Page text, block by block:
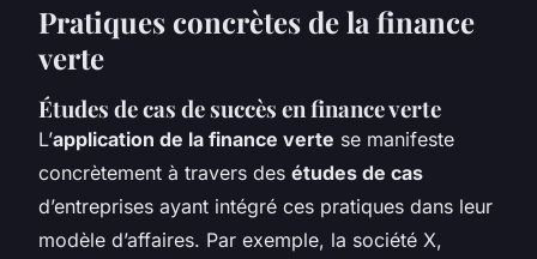
Pratiques concrètes de la finance
verte
Études de cas de succès en finance verte
L’application de la finance verte se manifeste
concrètement à travers des études de cas
d’entreprises ayant intégré ces pratiques dans leur
modèle d’affaires. Par exemple, la société X,